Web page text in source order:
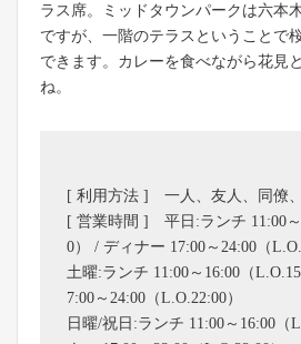
ラス席。ミッドタウンパークは六本
ですが、一階のテラスということで
できます。カレーを食べながら花見
ね。
[ 利用方法 ] 一人、友人、同僚
[ 営業時間 ] 平日:ランチ 11:00～
0） / ディナー 17:00～24:00（
土曜:ランチ 11:00～16:00（
7:00～24:00（L.O.22:00）
日曜/祝日:ランチ 11:00～16:00（